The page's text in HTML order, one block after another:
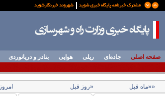
صفحه اصلی جاده‌ای ریلی هوایی بنادر و دریانوردی
««ماه قبل «روز قبل امروز